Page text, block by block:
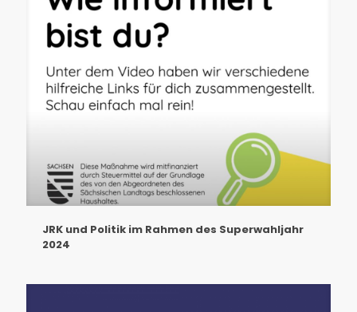
JRK und Politik im Rahmen des Superwahljahr
2024